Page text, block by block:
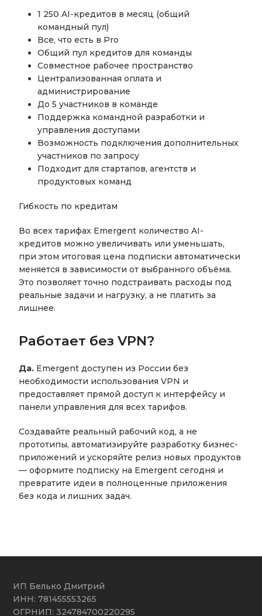
1 250 AI-кредитов в месяц (общий
командный пул)
Все, что есть в Pro
Общий пул кредитов для команды
Совместное рабочее пространство
Централизованная оплата и
администрирование
До 5 участников в команде
Поддержка командной разработки и
управления доступами
Возможность подключения дополнительных
участников по запросу
Подходит для стартапов, агентств и
продуктовых команд
Гибкость по кредитам
Во всех тарифах Emergent количество AI-
кредитов можно увеличивать или уменьшать,
при этом итоговая цена подписки автоматически
меняется в зависимости от выбранного объёма.
Это позволяет точно подстраивать расходы под
реальные задачи и нагрузку, а не платить за
лишнее.
Работает без VPN?
Да. Emergent доступен из России без
необходимости использования VPN и
предоставляет прямой доступ к интерфейсу и
панели управления для всех тарифов.
Создавайте реальный рабочий код, а не
прототипы, автоматизируйте разработку бизнес-
приложений и ускоряйте релиз новых продуктов
— оформите подписку на Emergent сегодня и
превратите идеи в полноценные приложения
без кода и лишних задач.
ИП Белько Дмитрий
ИНН: 781455553265
ОГРНИП: 324784700220295